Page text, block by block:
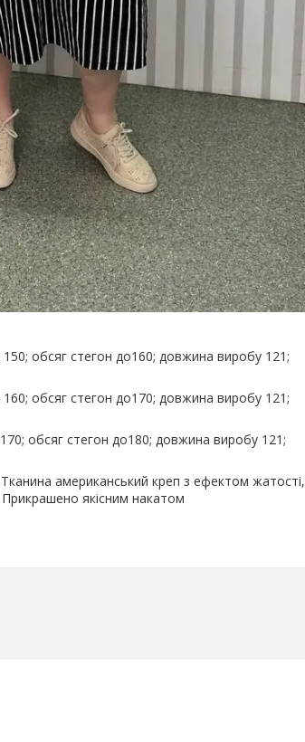
обсяг стегон до160; довжина виробу 121;
обсяг стегон до170; довжина виробу 121;
обсяг стегон до180; довжина виробу 121;
американський креп з ефектом жатості,
якісним накатом